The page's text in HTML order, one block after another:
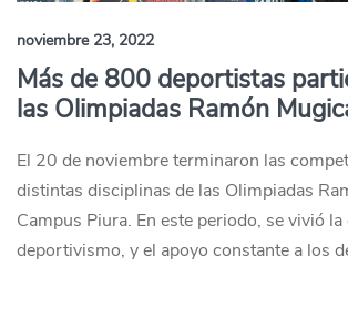
noviembre 23, 2022
Más de 800 deportistas
las Olimpiadas Ramón
El 20 de noviembre terminaron las
distintas disciplinas de las Olimpiadas
Campus Piura. En este periodo, se vivió
deportivismo, y el apoyo constante a los